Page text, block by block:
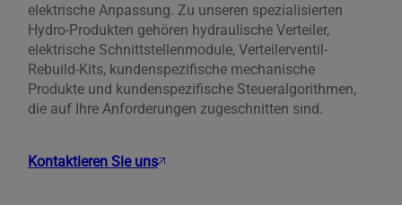
elektrische Anpassung. Zu unseren spezialisierten
Hydro-Produkten gehören hydraulische Verteiler,
elektrische Schnittstellenmodule, Verteilerventil-
Rebuild-Kits, kundenspezifische mechanische
Produkte und kundenspezifische Steueralgorithmen,
die auf Ihre Anforderungen zugeschnitten sind.
Kontaktieren Sie uns